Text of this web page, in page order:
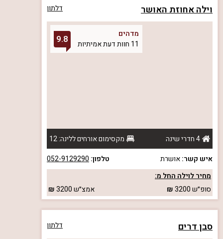
וילה אחוזת האושר דלתון
מדהים
11 חוות דעת אמיתיות
9.8
4 חדרי שינה
מקסימום אורחים ללינה: 12
איש קשר:אושרת טלפון: 052-9129290
מחיר לוילה החל מ:
סופ״ש3200 אמצ״ש3200
סבן דרים דלתון